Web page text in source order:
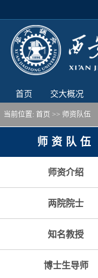
首页 交大概况
当前位置: 首页 >> 师资队伍
师资队伍
师资介绍
两院院士
知名教授
博士生导师